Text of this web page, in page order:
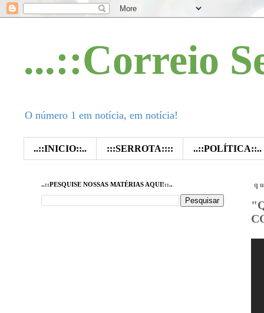
...::Correio
O número 1 em notícia, em notícia!
..::INICIO::.. :::SERROTA:::: ..::POLÍTICA::..
..::PESQUISE NOSSAS MATÉRIAS AQUI!::..